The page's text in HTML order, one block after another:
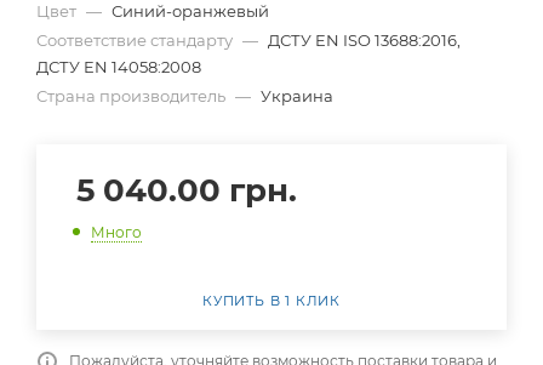
Цвет — Синий-оранжевый
Соответствие стандарту — ДСТУ EN ISO 13688:2016,
ДСТУ EN 14058:2008
Страна производитель — Украина
5 040.00 грн.
Много
КУПИТЬ В 1 КЛИК
Пожалуйста, уточняйте возможность поставки товара и